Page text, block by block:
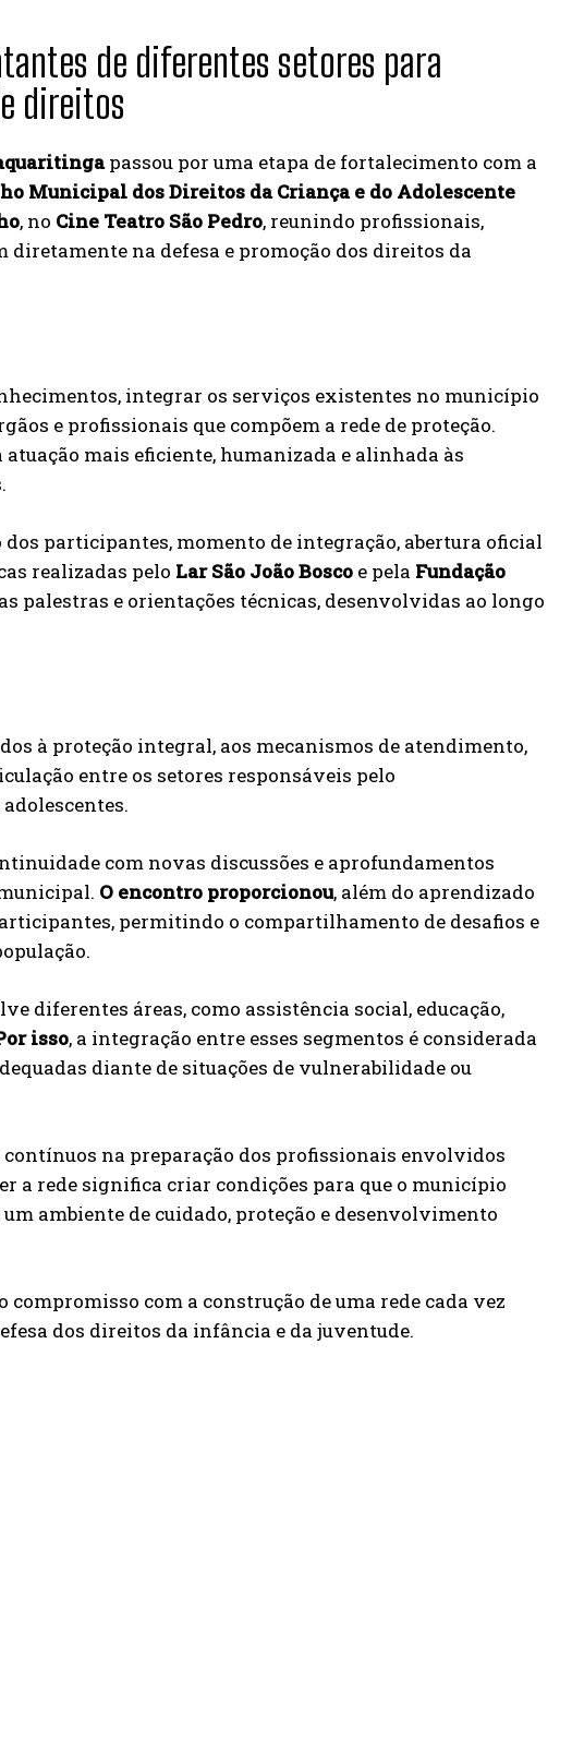
de diferentes setores para
direitos
passou por uma etapa de fortalecimento com a
Municipal dos Direitos da Criança e do Adolescente
, no Cine Teatro São Pedro, reunindo profissionais,
na defesa e promoção dos direitos da
integrar os serviços existentes no município
e profissionais que compõem a rede de proteção.
mais eficiente, humanizada e alinhada às
participantes, momento de integração, abertura oficial
realizadas pelo Lar São João Bosco e pela Fundação
palestras e orientações técnicas, desenvolvidas ao longo
à proteção integral, aos mecanismos de atendimento,
entre os setores responsáveis pelo
com novas discussões e aprofundamentos
O encontro proporcionou, além do aprendizado
permitindo o compartilhamento de desafios e
diferentes áreas, como assistência social, educação,
isso, a integração entre esses segmentos é considerada
diante de situações de vulnerabilidade ou
na preparação dos profissionais envolvidos
a rede significa criar condições para que o município
ambiente de cuidado, proteção e desenvolvimento
com a construção de uma rede cada vez
dos direitos da infância e da juventude.